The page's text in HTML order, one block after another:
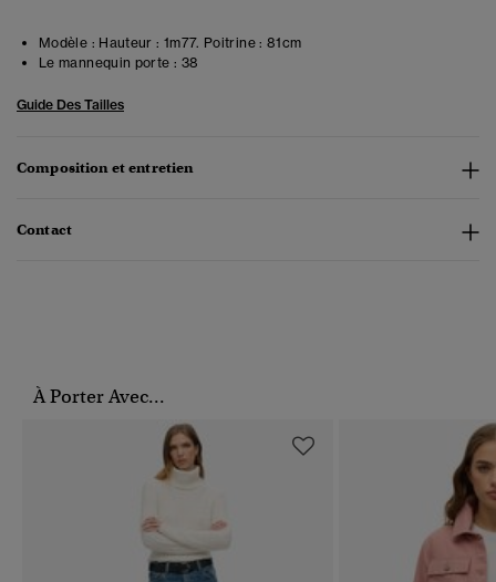
Modèle : Hauteur : 1m77. Poitrine : 81cm
Le mannequin porte : 38
Guide Des Tailles
Composition et entretien
Contact
À Porter Avec...